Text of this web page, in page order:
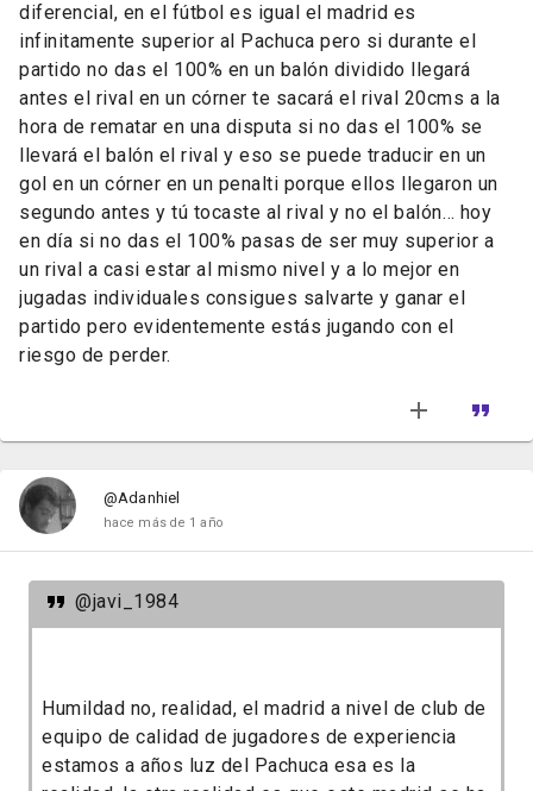
diferencial, en el fútbol es igual el madrid es
infinitamente superior al Pachuca pero si durante el
partido no das el 100% en un balón dividido llegará
antes el rival en un córner te sacará el rival 20cms a la
hora de rematar en una disputa si no das el 100% se
llevará el balón el rival y eso se puede traducir en un
gol en un córner en un penalti porque ellos llegaron un
segundo antes y tú tocaste al rival y no el balón… hoy
en día si no das el 100% pasas de ser muy superior a
un rival a casi estar al mismo nivel y a lo mejor en
jugadas individuales consigues salvarte y ganar el
partido pero evidentemente estás jugando con el
riesgo de perder.
@Adanhiel
hace más de 1 año
@javi_1984
Humildad no, realidad, el madrid a nivel de club de
equipo de calidad de jugadores de experiencia
estamos a años luz del Pachuca esa es la